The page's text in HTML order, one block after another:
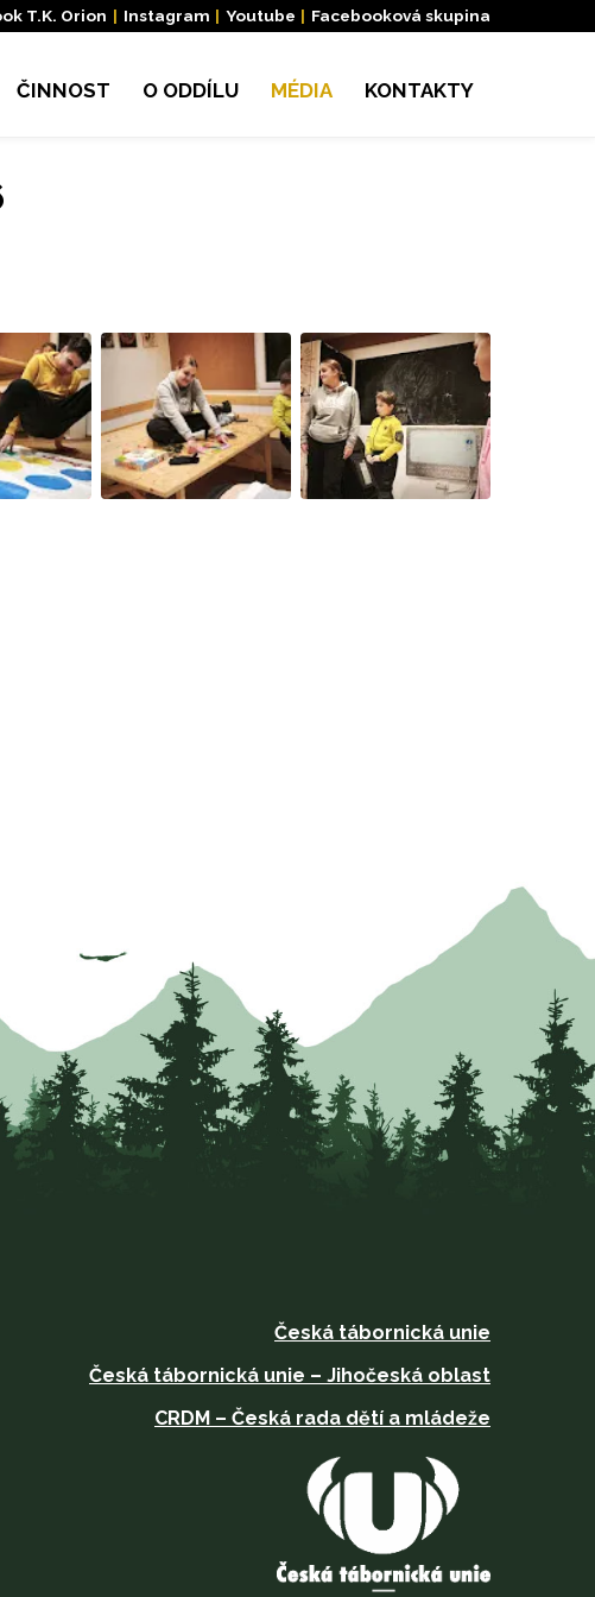
T.K. Orion | Instagram | Youtube | Facebooková skupina
ČINNOST O ODDÍLU MÉDIA KONTAKTY
Česká tábornická unie
Česká tábornická unie – Jihočeská oblast
CRDM – Česká rada dětí a mládeže